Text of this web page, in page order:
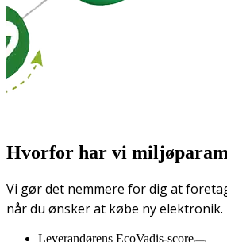
Hvorfor har vi
Vi gør det nemmere for dig at
når du ønsker at købe ny elektronik.
Leverandørens EcoVadis-score